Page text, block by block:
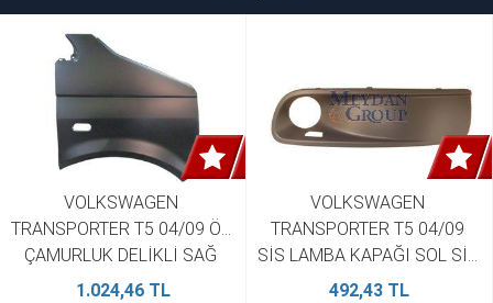
VOLKSWAGEN
TRANSPORTER T5 04/09 ÖN
ÇAMURLUK DELİKLİ SAĞ
SİYAH BOYALI EAGLE BODY
1.024,46 TL
VOLKSWAGEN
TRANSPORTER T5 04/09
SİS LAMBA KAPAĞI SOL SİS
DELİKLİ  CARAVELLE
492,43 TL